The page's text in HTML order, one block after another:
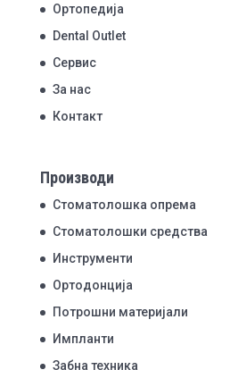
Ортопедија
Dental Outlet
Сервис
За нас
Контакт
Производи
Стоматолошка опрема
Стоматолошки средства
Инструменти
Ортодонција
Потрошни материјали
Импланти
Забна техника